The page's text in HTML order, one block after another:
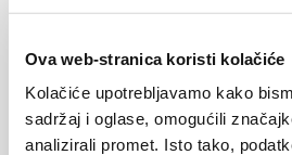
Ova web-stranica koristi kolačiće
Kolačiće upotrebljavamo kako
sadržaj i oglase, omogućili
analizirali promet. Isto tako,
WYDARZENIA
Dowiedz się więcej
17 sierpnia 2026